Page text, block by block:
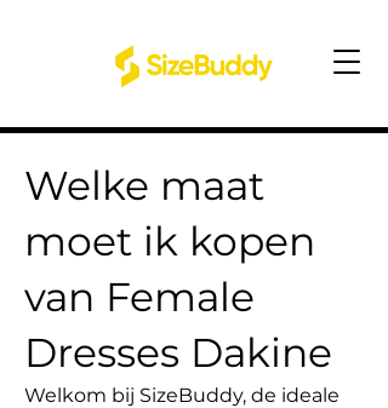
Welke maat
moet ik kopen
van Female
Dresses Dakine
Welkom bij SizeBuddy, de ideale